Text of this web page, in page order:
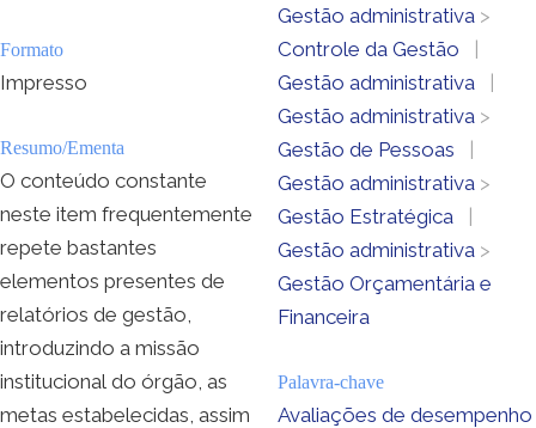
Formato
Impresso
Resumo/Ementa
O conteúdo constante
neste item frequentemente
repete bastantes
elementos presentes de
relatórios de gestão,
introduzindo a missão
institucional do órgão, as
metas estabelecidas, assim
Gestão administrativa >
Controle da Gestão
|
Gestão administrativa
|
Gestão administrativa >
Gestão de Pessoas
|
Gestão administrativa >
Gestão Estratégica
|
Gestão administrativa >
Gestão Orçamentária e
Financeira
Palavra-chave
Avaliações de desempenho